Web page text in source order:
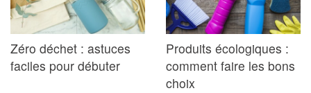
Zéro déchet : astuces
faciles pour débuter
Produits écologiques :
comment faire les bons
choix